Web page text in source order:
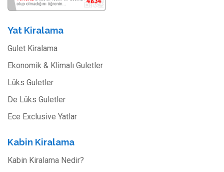
Yat Kiralama
Gulet Kiralama
Ekonomik & Klimalı Guletler
Lüks Guletler
De Lüks Guletler
Ece Exclusive Yatlar
Kabin Kiralama
Kabin Kiralama Nedir?